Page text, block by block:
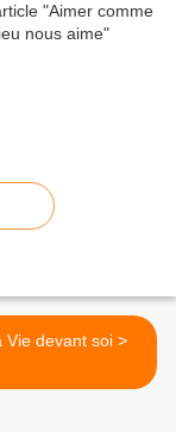
On a la Vie devant soi >